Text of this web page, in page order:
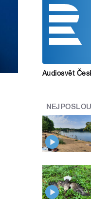
Audiosvět